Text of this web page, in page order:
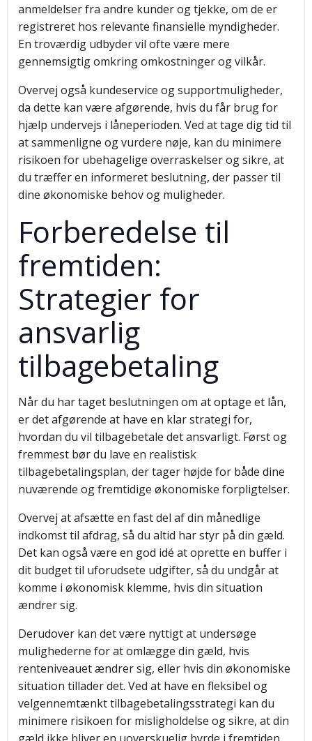
anmeldelser fra andre kunder og tjekke, om de er
registreret hos relevante finansielle myndigheder.
En troværdig udbyder vil ofte være mere
gennemsigtig omkring omkostninger og vilkår.
Overvej også kundeservice og supportmuligheder,
da dette kan være afgørende, hvis du får brug for
hjælp undervejs i låneperioden. Ved at tage dig tid til
at sammenligne og vurdere nøje, kan du minimere
risikoen for ubehagelige overraskelser og sikre, at
du træffer en informeret beslutning, der passer til
dine økonomiske behov og muligheder.
Forberedelse til
fremtiden:
Strategier for
ansvarlig
tilbagebetaling
Når du har taget beslutningen om at optage et lån,
er det afgørende at have en klar strategi for,
hvordan du vil tilbagebetale det ansvarligt. Først og
fremmest bør du lave en realistisk
tilbagebetalingsplan, der tager højde for både dine
nuværende og fremtidige økonomiske forpligtelser.
Overvej at afsætte en fast del af din månedlige
indkomst til afdrag, så du altid har styr på din gæld.
Det kan også være en god idé at oprette en buffer i
dit budget til uforudsete udgifter, så du undgår at
komme i økonomisk klemme, hvis din situation
ændrer sig.
Derudover kan det være nyttigt at undersøge
mulighederne for at omlægge din gæld, hvis
renteniveauet ændrer sig, eller hvis din økonomiske
situation tillader det. Ved at have en fleksibel og
velgennemtænkt tilbagebetalingsstrategi kan du
minimere risikoen for misligholdelse og sikre, at din